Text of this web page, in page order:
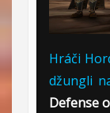
Hráči
džungli
Defense